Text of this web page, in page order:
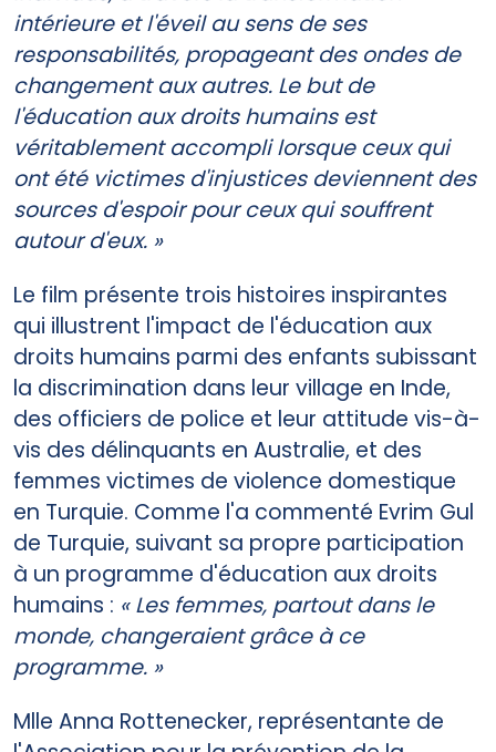
intérieure et l'éveil au sens de ses
responsabilités, propageant des ondes de
changement aux autres. Le but de
l'éducation aux droits humains est
véritablement accompli lorsque ceux qui
ont été victimes d'injustices deviennent des
sources d'espoir pour ceux qui souffrent
autour d'eux. »
Le film présente trois histoires inspirantes
qui illustrent l'impact de l'éducation aux
droits humains parmi des enfants subissant
la discrimination dans leur village en Inde,
des officiers de police et leur attitude vis-à-
vis des délinquants en Australie, et des
femmes victimes de violence domestique
en Turquie. Comme l'a commenté Evrim Gul
de Turquie, suivant sa propre participation
à un programme d'éducation aux droits
humains : « Les femmes, partout dans le
monde, changeraient grâce à ce
programme. »
Mlle Anna Rottenecker, représentante de